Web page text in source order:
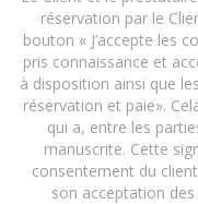
réservation par le
bouton « J’accepte les
pris connaissance et
à disposition ainsi que
réservation et paie».
qui a, entre les
manuscrite. Cette
consentement du
son acceptation